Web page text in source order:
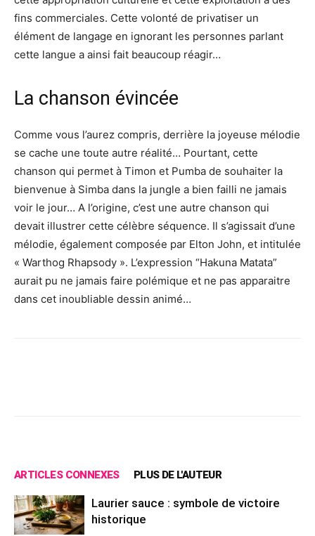
fins commerciales. Cette volonté de privatiser un
élément de langage en ignorant les personnes parlant
cette langue a ainsi fait beaucoup réagir…
La chanson évincée
Comme vous l’aurez compris, derrière la joyeuse mélodie
se cache une toute autre réalité… Pourtant, cette
chanson qui permet à Timon et Pumba de souhaiter la
bienvenue à Simba dans la jungle a bien failli ne jamais
voir le jour… A l’origine, c’est une autre chanson qui
devait illustrer cette célèbre séquence. Il s’agissait d’une
mélodie, également composée par Elton John, et intitulée
« Warthog Rhapsody ». L’expression “Hakuna Matata”
aurait pu ne jamais faire polémique et ne pas apparaitre
dans cet inoubliable dessin animé…
ARTICLES CONNEXES PLUS DE L'AUTEUR
Laurier sauce : symbole de victoire
historique